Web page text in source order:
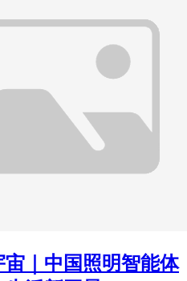
｜中国照明智能体